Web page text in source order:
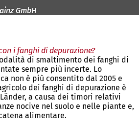
GmbH
i fanghi di depurazione?
di smaltimento dei fanghi di
sempre più incerte. Lo
non è più consentito dal 2005 e
dei fanghi di depurazione è
a causa dei timori relativi
nocive nel suolo e nelle piante e,
alimentare.